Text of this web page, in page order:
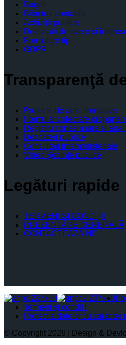
Buget
Bilanţuri contabile
Achiziţii publice
Declaratii de avere si
Formulare tip
GDPR
Transparenţă
Proiecte de acte normative
Formular colectare
Registru consemnare si
Dezbateri publice
Consultari interministeriale
Video Şedinţe publice
Legături rapide
TERMENI ŞI CONDIŢII
PREZENTARE GENERALĂ
CONTACTEAZĂ-NE
Termeni și condiții
Protectia datelor cu caracter
© Copyright 2026 | Design &